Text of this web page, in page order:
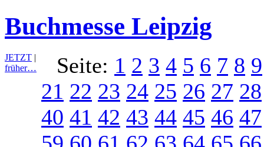
Buchmesse Leipzig
JETZT |
früher…
Seite: 1 2 3 4 5 6 7 8 9
21 22 23 24 25 26 27 28
40 41 42 43 44 45 46 47